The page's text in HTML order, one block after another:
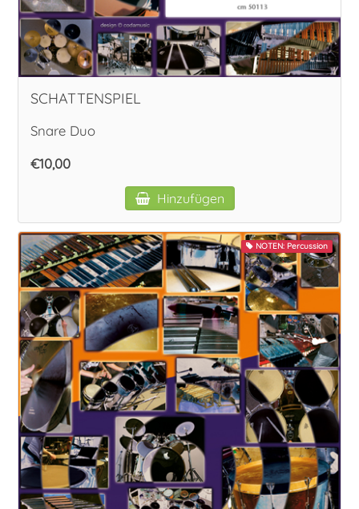
SCHATTENSPIEL
Snare Duo
€10,00
Hinzufügen
NOTEN: Percussion